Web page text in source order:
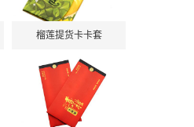
榴莲提货卡卡套